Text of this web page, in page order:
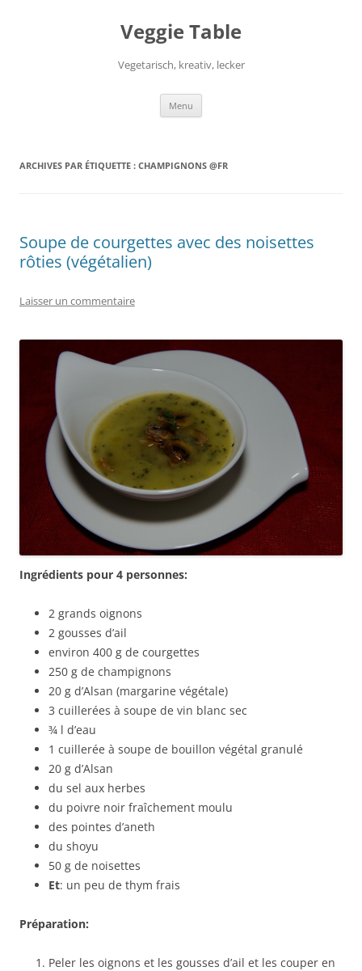
Veggie Table
Vegetarisch, kreativ, lecker
Menu
ARCHIVES PAR ÉTIQUETTE : CHAMPIGNONS @FR
Soupe de courgettes avec des noisettes
rôties (végétalien)
Laisser un commentaire
Ingrédients pour 4 personnes:
2 grands oignons
2 gousses d’ail
environ 400 g de courgettes
250 g de champignons
20 g d’Alsan (margarine végétale)
3 cuillerées à soupe de vin blanc sec
¾ l d’eau
1 cuillerée à soupe de bouillon végétal granulé
20 g d’Alsan
du sel aux herbes
du poivre noir fraîchement moulu
des pointes d’aneth
du shoyu
50 g de noisettes
Et: un peu de thym frais
Préparation:
Peler les oignons et les gousses d’ail et les couper en